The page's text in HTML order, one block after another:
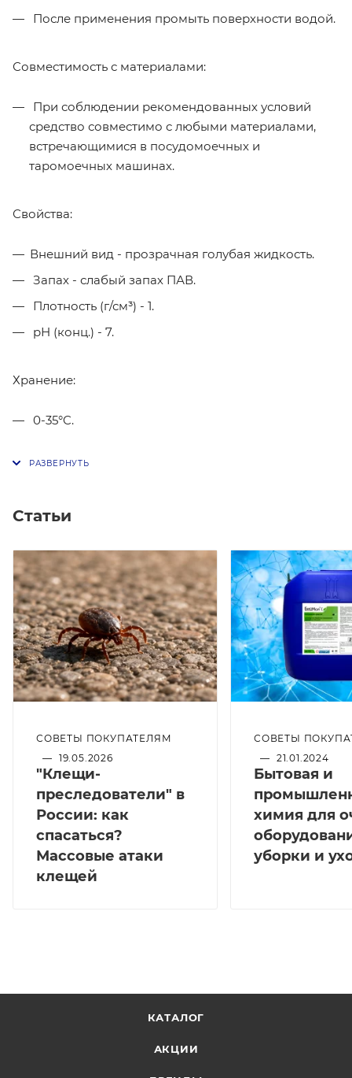
После применения промыть поверхности водой.
Совместимость с материалами:
При соблюдении рекомендованных условий
средство совместимо с любыми материалами,
встречающимися в посудомоечных и
таромоечных машинах.
Свойства:
Внешний вид - прозрачная голубая жидкость.
Запах - слабый запах ПАВ.
Плотность (г/см³) - 1.
pН (конц.) - 7.
Хранение:
0-35°C.
Статьи
СОВЕТЫ ПОКУПАТЕЛЯМ
— 19.05.2026
"Клещи-
преследователи" в
России: как
спасаться?
Массовые атаки
клещей
СОВЕТЫ
— 21.01.2024
Бытовая и
химия для
уборки и
КАТАЛОГ
АКЦИИ